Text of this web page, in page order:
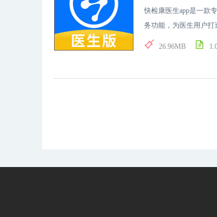
快检康医生app是一款
务功能，为医生用户
进行问诊，增加的医
26.96MB